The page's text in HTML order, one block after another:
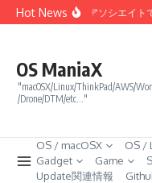
コンテンツへスキップ
Hot NewsAmazonアソシエイト
OS ManiaX
"macOSX/Linux/ThinkPad/AWS/
/Drone/DTM/etc…"
OS / macOSX OS /
Gadget
Game
Update関連情報